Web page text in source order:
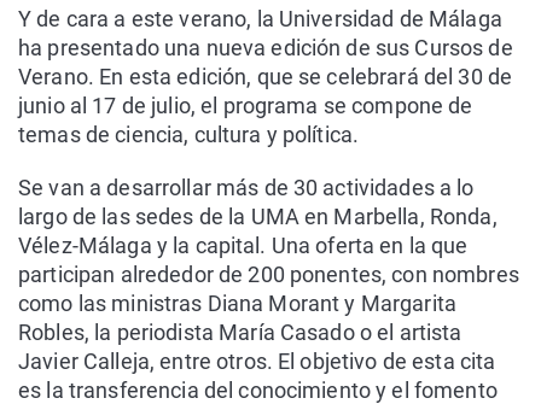
Y de cara a este verano, la Universidad de Málaga
ha presentado una nueva edición de sus Cursos de
Verano. En esta edición, que se celebrará del 30 de
junio al 17 de julio, el programa se compone de
temas de ciencia, cultura y política.
Se van a desarrollar más de 30 actividades a lo
largo de las sedes de la UMA en Marbella, Ronda,
Vélez-Málaga y la capital. Una oferta en la que
participan alrededor de 200 ponentes, con nombres
como las ministras Diana Morant y Margarita
Robles, la periodista María Casado o el artista
Javier Calleja, entre otros. El objetivo de esta cita
es la transferencia del conocimiento y el fomento